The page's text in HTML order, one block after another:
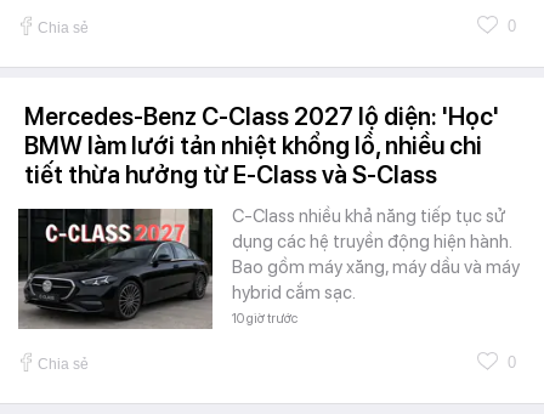
Chia sẻ 0
Mercedes-Benz C-Class 2027 lộ diện: 'Học'
BMW làm lưới tản nhiệt khổng lồ, nhiều chi
tiết thừa hưởng từ E-Class và S-Class
C-Class nhiều khả năng tiếp tục sử
dụng các hệ truyền động hiện hành.
Bao gồm máy xăng, máy dầu và máy
hybrid cắm sạc.
10 giờ trước
Chia sẻ 0